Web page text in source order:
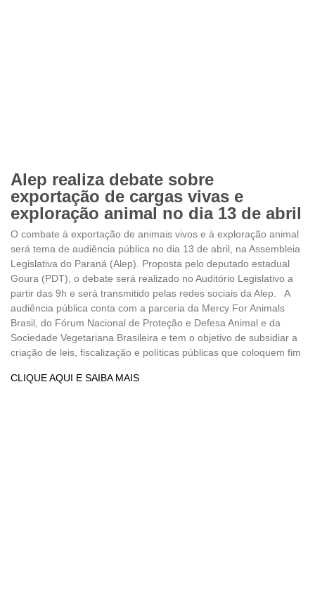
Alep realiza debate sobre
exportação de cargas vivas e
exploração animal no dia 13 de abril
O combate à exportação de animais vivos e à exploração animal
será tema de audiência pública no dia 13 de abril, na Assembleia
Legislativa do Paraná (Alep). Proposta pelo deputado estadual
Goura (PDT), o debate será realizado no Auditório Legislativo a
partir das 9h e será transmitido pelas redes sociais da Alep. A
audiência pública conta com a parceria da Mercy For Animals
Brasil, do Fórum Nacional de Proteção e Defesa Animal e da
Sociedade Vegetariana Brasileira e tem o objetivo de subsidiar a
criação de leis, fiscalização e políticas públicas que coloquem fim
CLIQUE AQUI E SAIBA MAIS